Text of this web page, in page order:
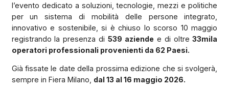
l’evento dedicato a soluzioni, tecnologie, mezzi e politiche
per un sistema di mobilità delle persone integrato,
innovativo e sostenibile, si è chiuso lo scorso 10 maggio
registrando la presenza di539 aziende e di oltre33mila
operatori professionali provenienti da 62 Paesi.
Già fissate le date della prossima edizione che si svolgerà,
sempre in Fiera Milano, dal 13 al 16 maggio 2026.